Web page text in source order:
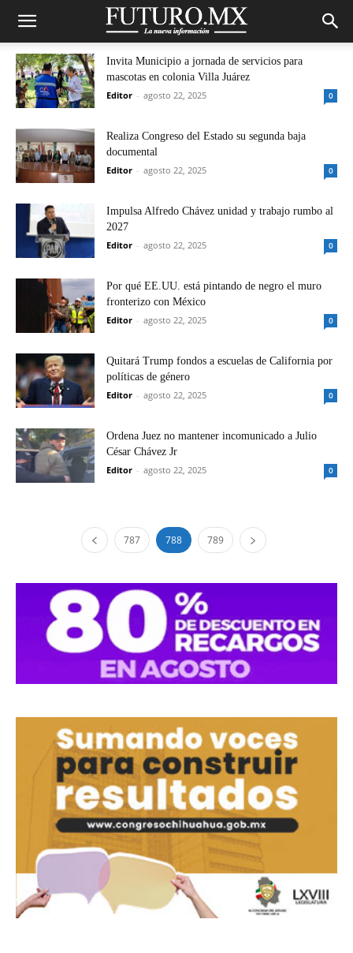
Invita Municipio a jornada de servicios para
mascotas en colonia Villa Juárez
Editor - agosto 22, 2025 0
Realiza Congreso del Estado su segunda baja
documental
Editor - agosto 22, 2025 0
Impulsa Alfredo Chávez unidad y trabajo rumbo al
2027
Editor - agosto 22, 2025 0
Por qué EE.UU. está pintando de negro el muro
fronterizo con México
Editor - agosto 22, 2025 0
Quitará Trump fondos a escuelas de California por
políticas de género
Editor - agosto 22, 2025 0
Ordena Juez no mantener incomunicado a Julio
César Chávez Jr
Editor - agosto 22, 2025 0
787 788 789